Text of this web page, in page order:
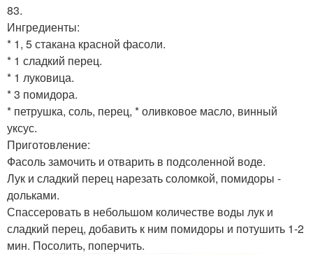
83.
Ингредиенты:
* 1, 5 стакана красной фасоли.
* 1 сладкий перец.
* 1 луковица.
* 3 помидора.
* петрушка, соль, перец, * оливковое масло, винный
уксус.
Приготовление:
Фасоль замочить и отварить в подсоленной воде.
Лук и сладкий перец нарезать соломкой, помидоры -
дольками.
Спассеровать в небольшом количестве воды лук и
сладкий перец, добавить к ним помидоры и потушить 1-2
мин. Посолить, поперчить.